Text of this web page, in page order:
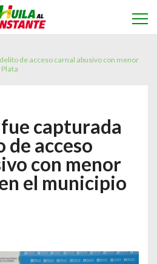
de acceso carnal abusivo con menor
capturada
de acceso
con menor
el municipio